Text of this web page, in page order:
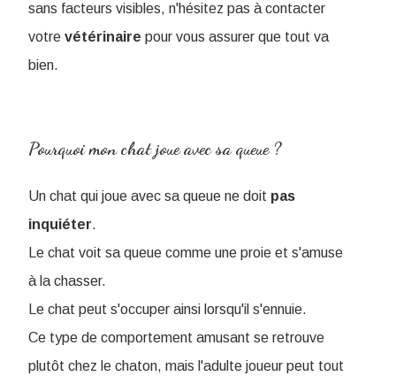
sans facteurs visibles, n'hésitez pas à contacter
votre vétérinaire pour vous assurer que tout va
bien.
Pourquoi mon chat joue avec sa queue ?
Un chat qui joue avec sa queue ne doit pas
inquiéter.
Le chat voit sa queue comme une proie et s'amuse
à la chasser.
Le chat peut s'occuper ainsi lorsqu'il s'ennuie.
Ce type de comportement amusant se retrouve
plutôt chez le chaton, mais l'adulte joueur peut tout